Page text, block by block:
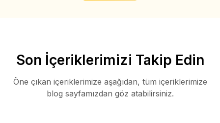
Son İçeriklerimizi Takip Edin
Öne çıkan içeriklerimize aşağıdan, tüm içeriklerimize
blog sayfamızdan göz atabilirsiniz.